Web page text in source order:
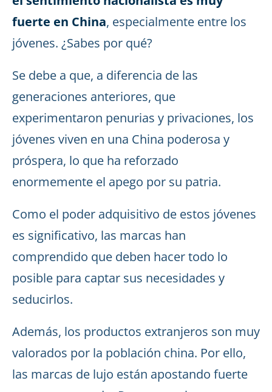
fuerte en China, especialmente entre los
jóvenes. ¿Sabes por qué?
Se debe a que, a diferencia de las
generaciones anteriores, que
experimentaron penurias y privaciones, los
jóvenes viven en una China poderosa y
próspera, lo que ha reforzado
enormemente el apego por su patria.
Como el poder adquisitivo de estos jóvenes
es significativo, las marcas han
comprendido que deben hacer todo lo
posible para captar sus necesidades y
seducirlos.
Además, los productos extranjeros son muy
valorados por la población china. Por ello,
las marcas de lujo están apostando fuerte